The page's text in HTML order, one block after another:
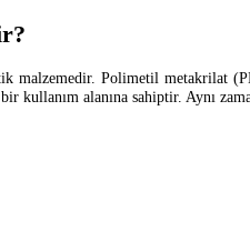
malzemedir. Polimetil metakrilat
bir kullanım alanına sahiptir.